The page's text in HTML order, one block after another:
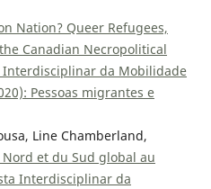
Nation? Queer Refugees,
Canadian Necropolitical
Interdisciplinar da Mobilidade
Pessoas migrantes e
Line Chamberland,
et du Sud global au
Interdisciplinar da